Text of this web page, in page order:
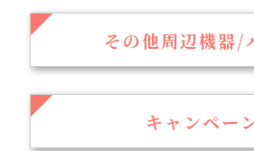
その他周辺機器/
キャンペー